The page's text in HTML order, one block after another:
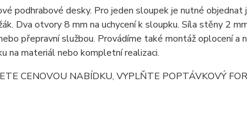
podhrabové desky. Pro jeden sloupek je nutné
Dva otvory 8 mm na uchycení k sloupku. Síla stěny 2
přepravní službou. Provádíme také montáž oplocení a
na materiál nebo kompletní realizaci.
CENOVOU NABÍDKU, VYPLŇTE POPTÁVKOVÝ